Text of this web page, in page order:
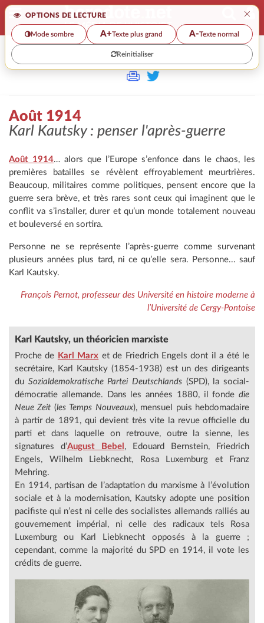
OPTIONS DE LECTURE ×
Mode sombre A+Texte plus grand A-Texte normal
Reinitialiser
>
Août 1914
Karl Kautsky : penser l'après-guerre
Août 1914… alors que l’Europe s’enfonce dans le chaos, les
premières batailles se révèlent effroyablement meurtrières.
Beaucoup, militaires comme politiques, pensent encore que la
guerre sera brève, et très rares sont ceux qui imaginent que le
conflit va s’installer, durer et qu’un monde totalement nouveau
et bouleversé en sortira.
Personne ne se représente l’après-guerre comme survenant
plusieurs années plus tard, ni ce qu’elle sera. Personne... sauf
Karl Kautsky.
François Pernot, professeur des Université en histoire moderne à
l’Université de Cergy-Pontoise
Karl Kautsky, un théoricien marxiste
Proche de Karl Marx et de Friedrich Engels dont il a été le
secrétaire, Karl Kautsky (1854-1938) est un des dirigeants
du Sozialdemokratische Partei Deutschlands (SPD), la social-
démocratie allemande. Dans les années 1880, il fonde die
Neue Zeit (les Temps Nouveaux), mensuel puis hebdomadaire
à partir de 1891, qui devient très vite la revue officielle du
parti et dans laquelle on retrouve, outre la sienne, les
signatures d’August Bebel , Edouard Bernstein, Friedrich
Engels, Wilhelm Liebknecht, Rosa Luxemburg et Franz
Mehring.
En 1914, partisan de l’adaptation du marxisme à l’évolution
sociale et à la modernisation, Kautsky adopte une position
pacifiste qui n’est ni celle des socialistes allemands ralliés au
gouvernement impérial, ni celle des radicaux tels Rosa
Luxemburg ou Karl Liebknecht opposés à la guerre ;
cependant, comme la majorité du SPD en 1914, il vote les
crédits de guerre.